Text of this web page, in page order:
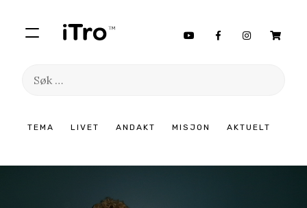
TEMA LIVET ANDAKT MISJON AKTUELT
Søk